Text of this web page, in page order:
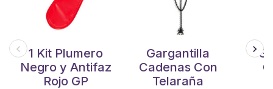
1 Kit Plumero
Negro y Antifaz
Rojo GP
Gargantilla
Cadenas Con
Telaraña